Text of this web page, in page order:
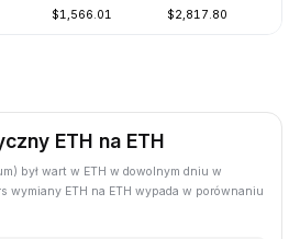
$1,566.01 $2,817.80
ETH na ETH
był wart w ETH w dowolnym dniu w
wymiany ETH na ETH wypada w porównaniu